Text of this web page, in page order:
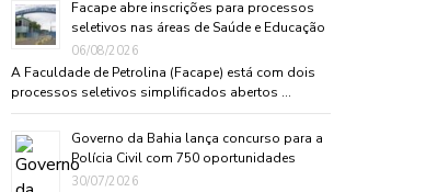
Facape abre inscrições para processos
seletivos nas áreas de Saúde e Educação
06/08/2026
A Faculdade de Petrolina (Facape) está com dois
processos seletivos simplificados abertos …
Governo da Bahia lança concurso para a
Polícia Civil com 750 oportunidades
30/07/2026